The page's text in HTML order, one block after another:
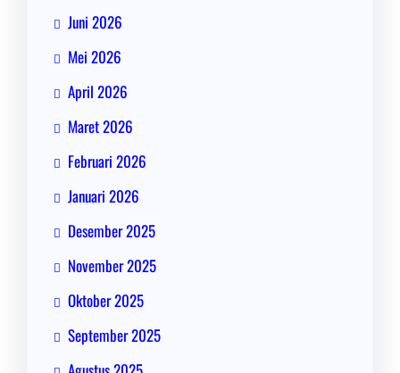
Juni 2026
Mei 2026
April 2026
Maret 2026
Februari 2026
Januari 2026
Desember 2025
November 2025
Oktober 2025
September 2025